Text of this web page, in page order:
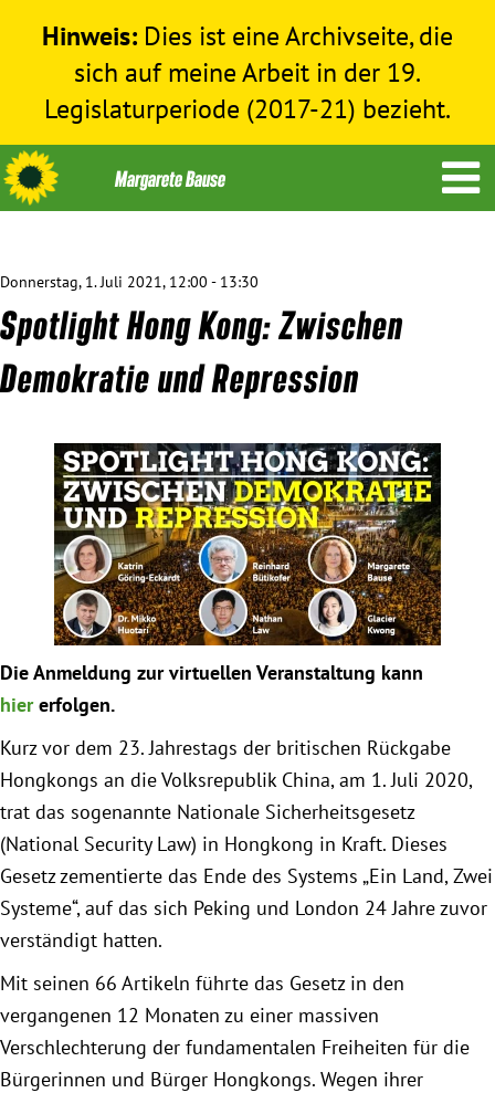
Hinweis: Dies ist eine Archivseite, die
sich auf meine Arbeit in der 19.
Legislaturperiode (2017-21) bezieht.
Themen
Menschenrechte
Bundestag 2017-2021
Obfrau im Ausschuss für Menschenrechte und
humanitäre Hilfe
Mein Abstimmungsverhalten
Ämter, Funktionen und Einkünfte
Praktikum
Patenschaftsprogramm
Bayern
München
Zur Person
Donnerstag, 1. Juli 2021, 12:00 - 13:30
Spotlight Hong Kong: Zwischen
Demokratie und Repression
Die Anmeldung zur virtuellen Veranstaltung kann
hiererfolgen.
Kurz vor dem 23. Jahrestags der britischen Rückgabe
Hongkongs an die Volksrepublik China, am 1. Juli 2020,
trat das sogenannte Nationale Sicherheitsgesetz
(National Security Law) in Hongkong in Kraft. Dieses
Gesetz zementierte das Ende des Systems „Ein Land, Zwei
Systeme“, auf das sich Peking und London 24 Jahre zuvor
verständigt hatten.
Mit seinen 66 Artikeln führte das Gesetz in den
vergangenen 12 Monaten zu einer massiven
Verschlechterung der fundamentalen Freiheiten für die
Bürgerinnen und Bürger Hongkongs. Wegen ihrer